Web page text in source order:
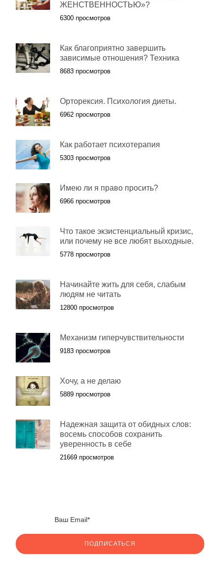
ЖЕНСТВЕННОСТЬЮ»?
6300 просмотров
Как благоприятно завершить
зависимые отношения? Техника
8683 просмотров
Орторексия. Психология диеты.
6962 просмотров
Как работает психотерапия
5303 просмотров
Имею ли я право просить?
6966 просмотров
Что такое экзистенциальный кризис,
или почему не все любят выходные.
5778 просмотров
Начинайте жить для себя, слабым
людям не читать
12800 просмотров
Механизм гиперчувствительности
9183 просмотров
Хочу, а не делаю
5889 просмотров
Надежная защита от обидных слов:
восемь способов сохранить
уверенность в себе
21669 просмотров
ПОДПИСАТЬСЯ